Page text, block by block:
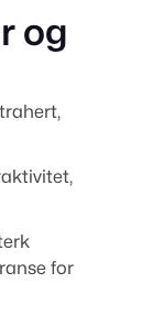
og
for